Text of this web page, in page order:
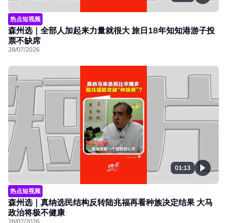
热点短视频
森州选｜全部人加起来力量就很大 旅日18年知知港游子投
票不缺席
28/07/2026
01:13
热点短视频
森州选｜真纳选民结构反转陆兆福再看种族决定结果 大马
政治将极不健康
28/07/2026